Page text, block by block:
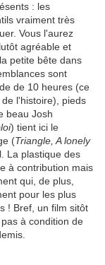
: les
vraiment très
Vous l'aurez
agréable et
petite bête dans
sont
de 10 heures (ce
l'histoire), pieds
beau Josh
) tient ici le
(Triangle, A lonely
La plastique des
à contribution mais
qui, de plus,
pour les plus
! Bref, un film sitôt
à condition de